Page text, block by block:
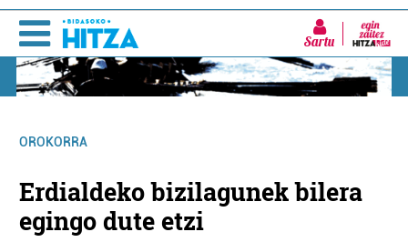
Sartu
OROKORRA
Erdialdeko bizilagunek bilera
egingo dute etzi